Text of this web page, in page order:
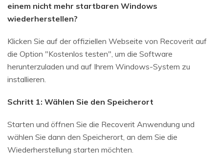
einem nicht mehr startbaren Windows
wiederherstellen?
Klicken Sie auf der offiziellen Webseite von Recoverit auf
die Option "Kostenlos testen", um die Software
herunterzuladen und auf Ihrem Windows-System zu
installieren.
Schritt 1: Wählen Sie den Speicherort
Starten und öffnen Sie die Recoverit Anwendung und
wählen Sie dann den Speicherort, an dem Sie die
Wiederherstellung starten möchten.